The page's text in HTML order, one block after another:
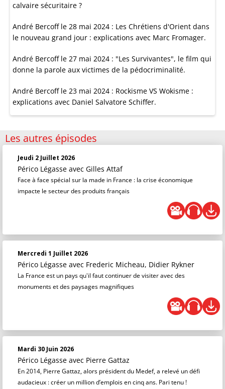
calvaire sécuritaire ?
André Bercoff le 28 mai 2024 : Les Chrétiens d'Orient dans
le nouveau grand jour : explications avec Marc Fromager.
André Bercoff le 27 mai 2024 : "Les Survivantes", le film qui
donne la parole aux victimes de la pédocriminalité.
André Bercoff le 23 mai 2024 : Rockisme VS Wokisme :
explications avec Daniel Salvatore Schiffer.
Les autres épisodes
Jeudi 2 Juillet 2026
Périco Légasse avec Gilles Attaf
Face à face spécial sur la made in France : la crise économique
impacte le secteur des produits français
Mercredi 1 Juillet 2026
Périco Légasse avec Frederic Micheau, Didier Rykner
La France est un pays qu'il faut continuer de visiter avec des
monuments et des paysages magnifiques
Mardi 30 Juin 2026
Périco Légasse avec Pierre Gattaz
En 2014, Pierre Gattaz, alors président du Medef, a relevé un défi
audacieux : créer un million d’emplois en cinq ans. Pari tenu !